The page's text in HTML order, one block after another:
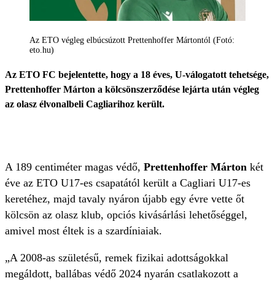
Az ETO végleg elbúcsúzott Prettenhoffer Mártontól (Fotó:
eto.hu)
Az ETO FC bejelentette, hogy a 18 éves, U-válogatott tehetsége,
Prettenhoffer Márton a kölcsönszerződése lejárta után végleg
az olasz élvonalbeli Cagliarihoz került.
A 189 centiméter magas védő, Prettenhoffer Márton két
éve az ETO U17-es csapatától került a Cagliari U17-es
keretéhez, majd tavaly nyáron újabb egy évre vette őt
kölcsön az olasz klub, opciós kivásárlási lehetőséggel,
amivel most éltek is a szardíniaiak.
„A 2008-as születésű, remek fizikai adottságokkal
megáldott, ballábas védő 2024 nyarán csatlakozott a